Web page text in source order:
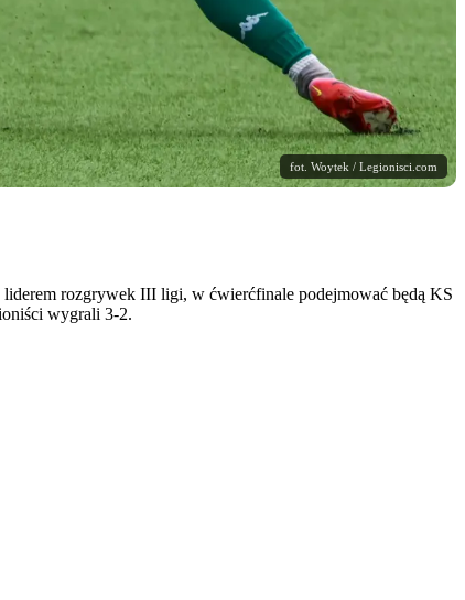
fot. Woytek / Legionisci.com
rozgrywek III ligi, w ćwierćfinale podejmować będą KS
wygrali 3-2.